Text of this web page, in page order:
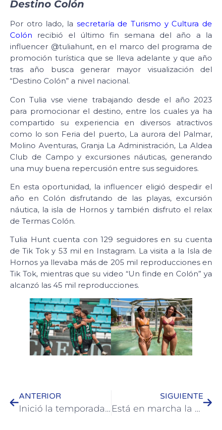
Destino Colón
Por otro lado, la secretaría de Turismo y Cultura de
Colón recibió el último fin semana del año a la
influencer @tuliahunt, en el marco del programa de
promoción turística que se lleva adelante y que año
tras año busca generar mayor visualización del
“Destino Colón” a nivel nacional.
Con Tulia vse viene trabajando desde el año 2023
para promocionar el destino, entre los cuales ya ha
compartido su experiencia en diversos atractivos
como lo son Feria del puerto, La aurora del Palmar,
Molino Aventuras, Granja La Administración, La Aldea
Club de Campo y excursiones náuticas, generando
una muy buena repercusión entre sus seguidores.
En esta oportunidad, la influencer eligió despedir el
año en Colón disfrutando de las playas, excursión
náutica, la isla de Hornos y también disfruto el relax
de Termas Colón.
Tulia Hunt cuenta con 129 seguidores en su cuenta
de Tik Tok y 53 mil en Instagram. La visita a la Isla de
Hornos ya llevaba más de 205 mil reproducciones en
Tik Tok, mientras que su video “Un finde en Colón” ya
alcanzó las 45 mil reproducciones.
ANTERIOR
Inició la temporada 2025 de la Colonia Municipal de Vacaciones
SIGUIENTE
Está en marcha la reparación de emergencia de la ex Ruta 26